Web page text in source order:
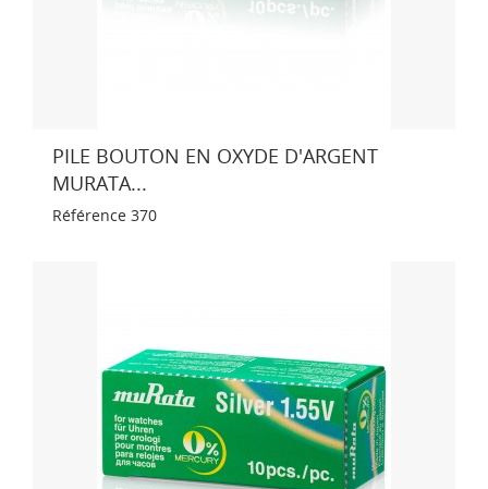
PILE BOUTON EN OXYDE D'ARGENT
MURATA...
Référence 370